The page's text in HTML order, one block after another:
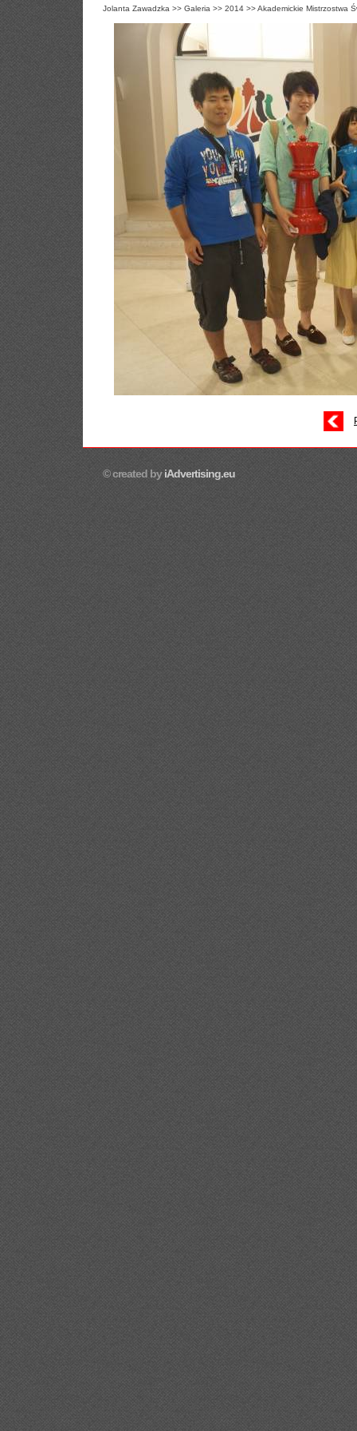
Jolanta Zawadzka >> Galeria >> 2014 >>Akademickie Mistrzostwa
© created byiAdvertising.eu